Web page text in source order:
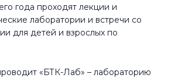
года проходят лекции и
лаборатории и встречи со
для детей и взрослых по
«БТК-Лаб» – лабораторию